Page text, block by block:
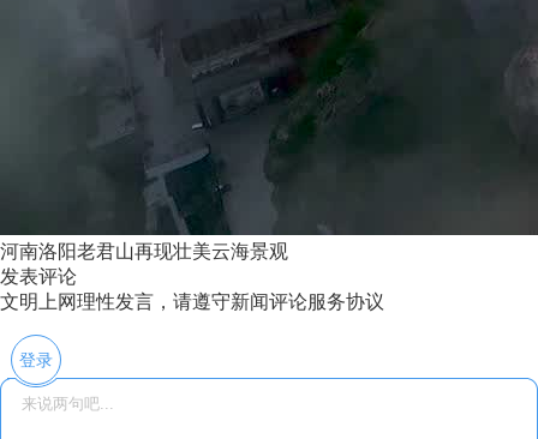
河南洛阳老君山再现壮美云海景观
发表评论
文明上网理性发言，请遵守新闻评论服务协议
登录